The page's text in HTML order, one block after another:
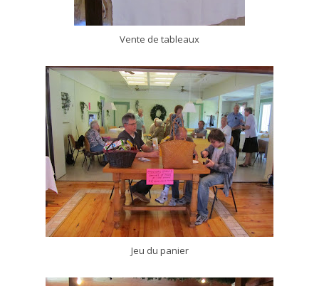
Vente de tableaux
Jeu du panier